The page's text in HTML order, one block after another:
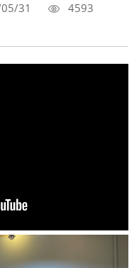
31 4593